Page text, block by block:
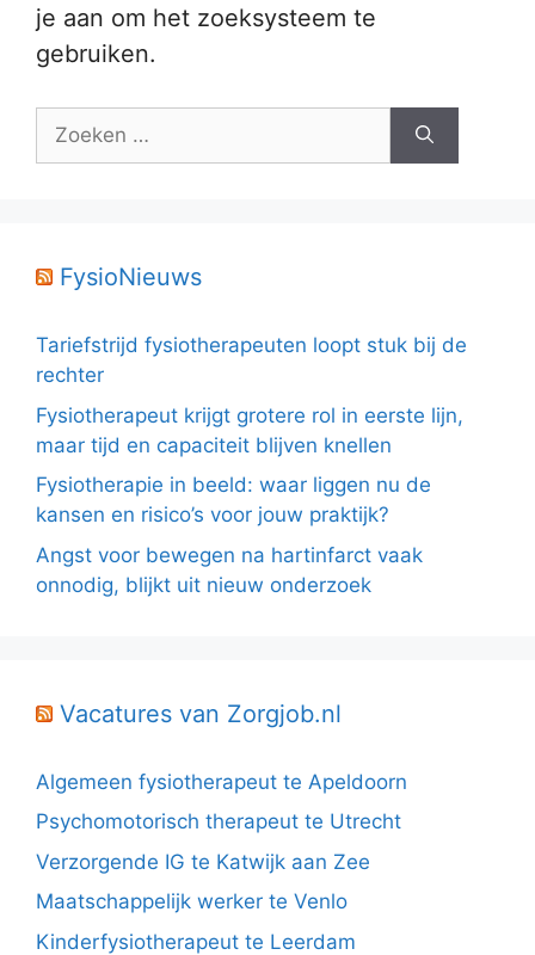
je aan om het zoeksysteem te
gebruiken.
Zoek
FysioNieuws
Tariefstrijd fysiotherapeuten loopt stuk bij de
rechter
Fysiotherapeut krijgt grotere rol in eerste lijn,
maar tijd en capaciteit blijven knellen
Fysiotherapie in beeld: waar liggen nu de
kansen en risico’s voor jouw praktijk?
Angst voor bewegen na hartinfarct vaak
onnodig, blijkt uit nieuw onderzoek
Vacatures van Zorgjob.nl
Algemeen fysiotherapeut te Apeldoorn
Psychomotorisch therapeut te Utrecht
Verzorgende IG te Katwijk aan Zee
Maatschappelijk werker te Venlo
Kinderfysiotherapeut te Leerdam